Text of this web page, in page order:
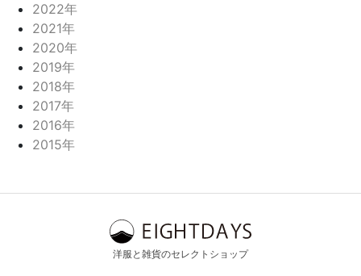
2022年
2021年
2020年
2019年
2018年
2017年
2016年
2015年
洋服と雑貨のセレクトショップ